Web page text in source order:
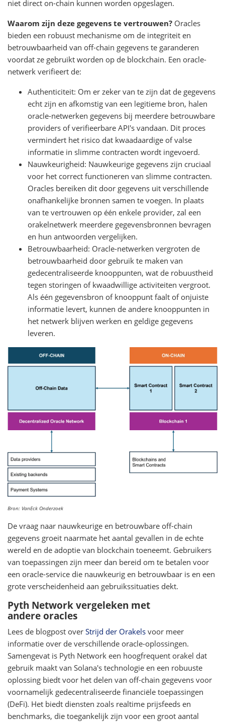
niet direct on-chain kunnen worden opgeslagen.
Waarom zijn deze gegevens te vertrouwen? Oracles
bieden een robuust mechanisme om de integriteit en
betrouwbaarheid van off-chain gegevens te garanderen
voordat ze gebruikt worden op de blockchain. Een oracle-
netwerk verifieert de:
Authenticiteit: Om er zeker van te zijn dat de gegevens
echt zijn en afkomstig van een legitieme bron, halen
oracle-netwerken gegevens bij meerdere betrouwbare
providers of verifieerbare API's vandaan. Dit proces
vermindert het risico dat kwaadaardige of valse
informatie in slimme contracten wordt ingevoerd.
Nauwkeurigheid: Nauwkeurige gegevens zijn cruciaal
voor het correct functioneren van slimme contracten.
Oracles bereiken dit door gegevens uit verschillende
onafhankelijke bronnen samen te voegen. In plaats
van te vertrouwen op één enkele provider, zal een
orakelnetwerk meerdere gegevensbronnen bevragen
en hun antwoorden vergelijken.
Betrouwbaarheid: Oracle-netwerken vergroten de
betrouwbaarheid door gebruik te maken van
gedecentraliseerde knooppunten, wat de robuustheid
tegen storingen of kwaadwillige activiteiten vergroot.
Als één gegevensbron of knooppunt faalt of onjuiste
informatie levert, kunnen de andere knooppunten in
het netwerk blijven werken en geldige gegevens
leveren.
Bron: VanEck Onderzoek
De vraag naar nauwkeurige en betrouwbare off-chain
gegevens groeit naarmate het aantal gevallen in de echte
wereld en de adoptie van blockchain toeneemt. Gebruikers
van toepassingen zijn meer dan bereid om te betalen voor
een oracle-service die nauwkeurig en betrouwbaar is en een
grote verscheidenheid aan gebruikssituaties dekt.
Pyth Network vergeleken met
andere oracles
Lees de blogpost over Strijd der Orakels voor meer
informatie over de verschillende oracle-oplossingen.
Samengevat is Pyth Network een hoogfrequent orakel dat
gebruik maakt van Solana's technologie en een robuuste
oplossing biedt voor het delen van off-chain gegevens voor
voornamelijk gedecentraliseerde financiële toepassingen
(DeFi). Het biedt diensten zoals realtime prijsfeeds en
benchmarks, die toegankelijk zijn voor een groot aantal